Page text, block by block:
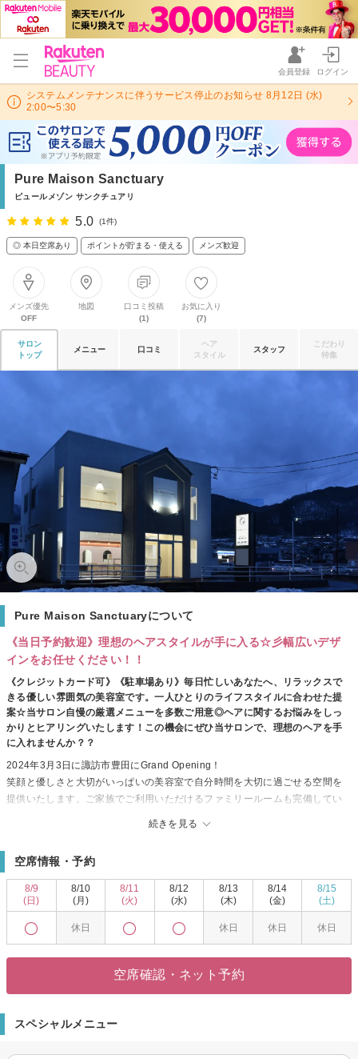
会員登録 ログイン
システムメンテナンスに伴うサービス停止のお知らせ 8月12日 (水)
2:00〜5:30
Pure Maison Sanctuary
ピュールメゾン サンクチュアリ
5.0 (1件)
◎ 本日空席あり ポイントが貯まる・使える メンズ歓迎
メンズ優先
OFF
地図
口コミ投稿
(1)
お気に入り
(7)
サロン
トップ
メニュー 口コミ
ヘア
スタイル
スタッフ
こだわり
特集
Pure Maison Sanctuaryについて
《当日予約歓迎》理想のヘアスタイルが手に入る☆彡幅広いデザ
インをお任せください！！
《クレジットカード可》《駐車場あり》毎日忙しいあなたへ、リラックスで
きる優しい雰囲気の美容室です。一人ひとりのライフスタイルに合わせた提
案☆当サロン自慢の厳選メニューを多数ご用意◎ヘアに関するお悩みをしっ
かりとヒアリングいたします！この機会にぜひ当サロンで、理想のヘアを手
に入れませんか？？
続きを見る
2024年3月3日に諏訪市豊田にGrand Opening！
笑顔と優しさと大切がいっぱいの美容室で自分時間を大切に過ごせる空間を
提供いたします。ご家族でご利用いただけるファミリールームも完備してい
空席情報・予約
8/9
(日)
8/10
(月)
休日
8/11
(火)
8/12
(水)
8/13
(木)
休日
8/14
(金)
休日
8/15
(土)
休日
空席確認・ネット予約
スペシャルメニュー